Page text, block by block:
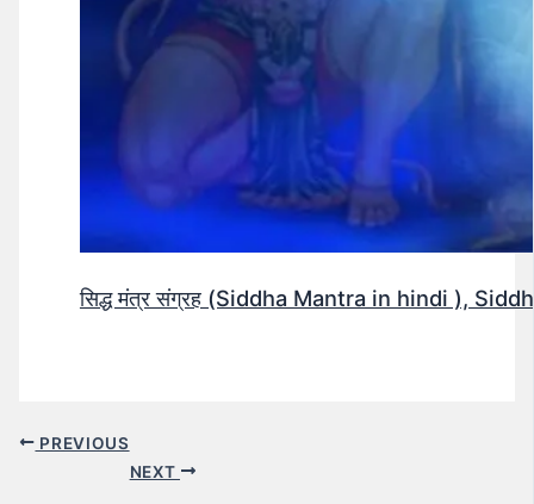
सिद्ध मंत्र संग्रह (Siddha Mantra in hindi ),
PREVIOUS
NEXT